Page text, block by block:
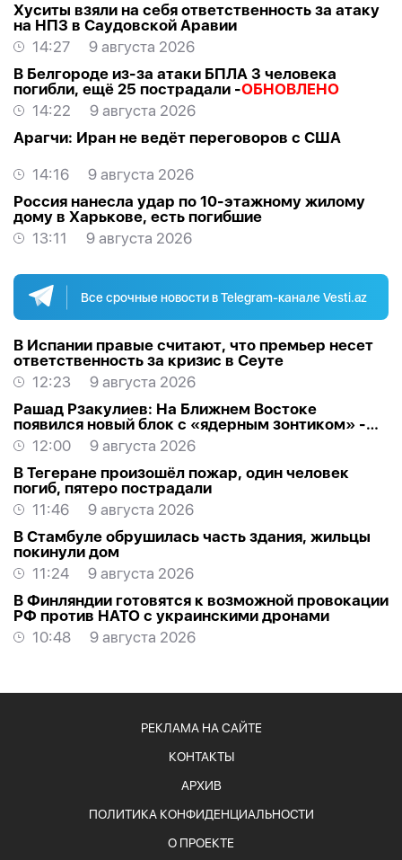
Хуситы взяли на себя ответственность за атаку
на НПЗ в Саудовской Аравии
14:27
9 августа 2026
В Белгороде из-за атаки БПЛА 3 человека
погибли, ещё 25 пострадали -ОБНОВЛЕНО
14:22
9 августа 2026
Арагчи: Иран не ведёт переговоров с США
14:16
9 августа 2026
Россия нанесла удар по 10-этажному жилому
дому в Харькове, есть погибшие
13:11
9 августа 2026
Все срочные новости в Telegram-канале Vesti.az
В Испании правые считают, что премьер несет
ответственность за кризис в Сеуте
12:23
9 августа 2026
Рашад Рзакулиев: На Ближнем Востоке
появился новый блок с «ядерным зонтиком» -
МНЕНИЕ ЭКСПЕРТА
12:00
9 августа 2026
В Тегеране произошёл пожар, один человек
погиб, пятеро пострадали
11:46
9 августа 2026
В Стамбуле обрушилась часть здания, жильцы
покинули дом
11:24
9 августа 2026
В Финляндии готовятся к возможной провокации
РФ против НАТО с украинскими дронами
10:48
9 августа 2026
РЕКЛАМА НА САЙТЕ
КОНТАКТЫ
АРХИВ
ПОЛИТИКА КОНФИДЕНЦИАЛЬНОСТИ
О ПРОЕКТЕ